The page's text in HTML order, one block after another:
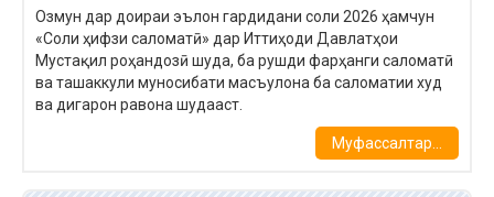
Озмун дар доираи эълон гардидани соли 2026 ҳамчун
«Соли ҳифзи саломатӣ» дар Иттиҳоди Давлатҳои
Мустақил роҳандозӣ шуда, ба рушди фарҳанги саломатӣ
ва ташаккули муносибати масъулона ба саломатии худ
ва дигарон равона шудааст.
Муфассалтар...